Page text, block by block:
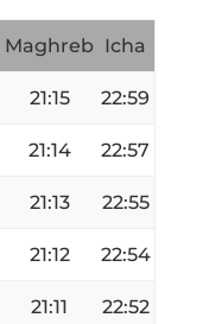
Maghreb Icha
21:15 22:59
21:14 22:57
21:13 22:55
21:12 22:54
21:11 22:52